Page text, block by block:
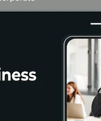
Gerador de
Gerador de vídeos